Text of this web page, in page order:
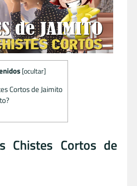
[ocultar]
Cortos de Jaimito
Chistes Cortos de